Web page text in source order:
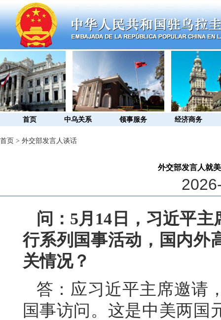
首页 中乌关系 领事服务 经济商务
首页 > 外交部发言人谈话
外交部发言人就
问：5月14日，习近平
行系列国事活动，国内外
关情况？
答：应习近平主席邀请
国事访问。这是中美两国